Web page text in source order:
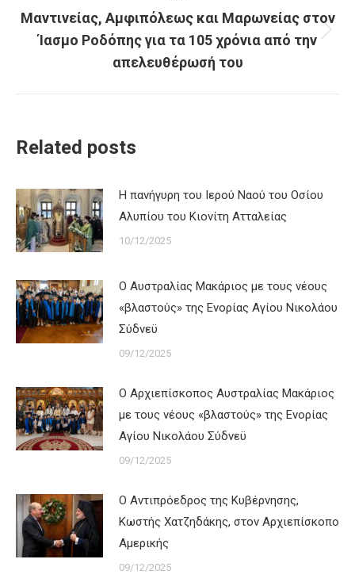
Next
post:
Μαντινείας, Αμφιπόλεως και Μαρωνείας στον
Ίασμο Ροδόπης για τα 105 χρόνια από την
απελευθέρωσή του
Related posts
Η πανήγυρη του Ιερού Ναού του Οσίου
Αλυπίου του Κιονίτη Ατταλείας
10/12/2025
Ο Αυστραλίας Μακάριος με τους νέους
«βλαστούς» της Ενορίας Αγίου Νικολάου
Σύδνεϋ
09/12/2025
Ο Αρχιεπίσκοπος Αυστραλίας Μακάριος
με τους νέους «βλαστούς» της Ενορίας
Αγίου Νικολάου Σύδνεϋ
09/12/2025
Ο Αντιπρόεδρος της Κυβέρνησης,
Κωστής Χατζηδάκης, στον Αρχιεπίσκοπο
Αμερικής
09/12/2025